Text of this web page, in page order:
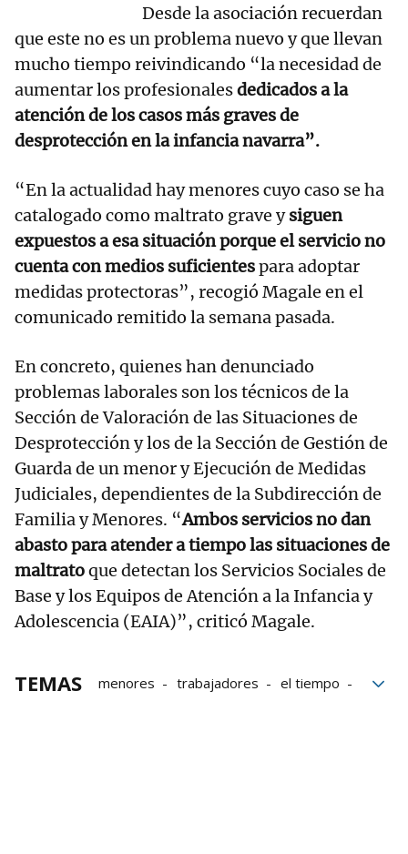
Desde la asociación recuerdan
que este no es un problema nuevo y que llevan
mucho tiempo reivindicando “la necesidad de
aumentar los profesionalesdedicados a la
atención de los casos más graves de
desprotección en la infancia navarra”.
“En la actualidad hay menores cuyo caso se ha
catalogado como maltrato grave ysiguen
expuestos a esa situación porque el servicio no
cuenta con medios suficientespara adoptar
medidas protectoras”, recogió Magale en el
comunicado remitido la semana pasada.
En concreto, quienes han denunciado
problemas laborales son los técnicos de la
Sección de Valoración de las Situaciones de
Desprotección y los de la Sección de Gestión de
Guarda de un menor y Ejecución de Medidas
Judiciales, dependientes de la Subdirección de
Familia y Menores. “Ambos servicios no dan
abasto para atender a tiempo las situaciones de
maltratoque detectan los Servicios Sociales de
Base y los Equipos de Atención a la Infancia y
Adolescencia (EAIA)”, criticó Magale.
TEMAS menores trabajadores
el tiempo